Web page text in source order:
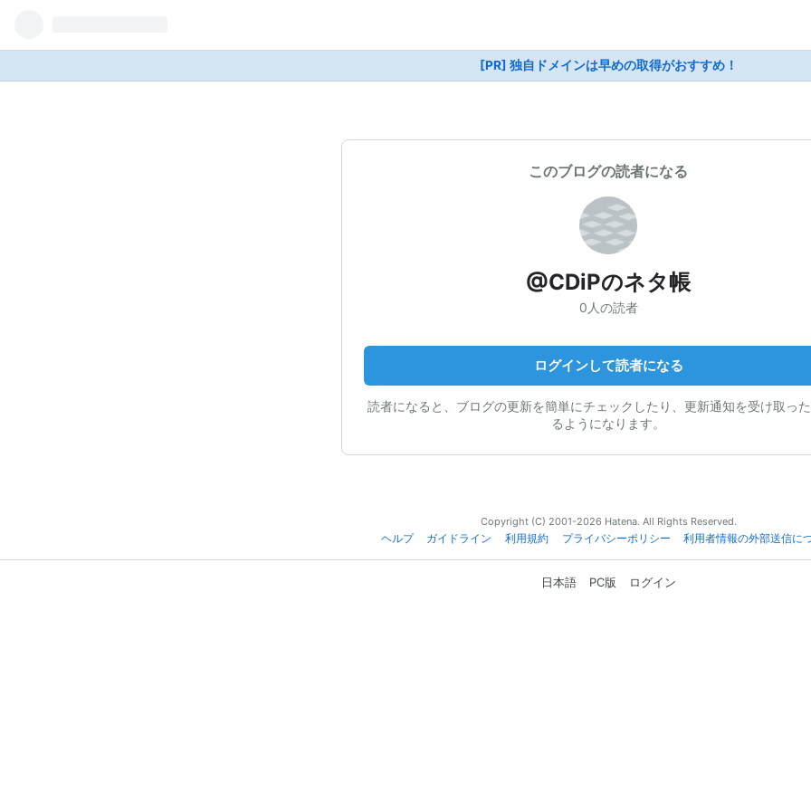
[PR] 独自ドメインは早めの取得がおすすめ！
このブログの読者になる
@CDiPのネタ帳
0人の読者
ログインして読者になる
読者になると、ブログの更新を簡単にチェックしたり、更新通知を受け取っ
るようになります。
Copyright (C) 2001-2026 Hatena. All Rights Reserved.
ヘルプ
ガイドライン 利用規約 プライバシーポリシー 利用者情報の外部送信に
日本語 PC版 ログイン